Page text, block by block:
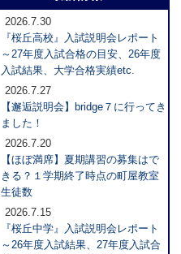
2026.7.30
『桜丘高校』入試説明会レポート
～27年度入試合格の目安、26年度
入試結果、大学合格実績etc.
2026.7.27
【邂逅説明会】bridge７に行ってき
ました！
2026.7.20
【ほぼ満席】夏期講習の募集はで
きる？１学期終了時点の町屋教室
生徒数
2026.7.15
『桜丘中学』入試説明会レポート
～26年度入試結果、27年度入試合